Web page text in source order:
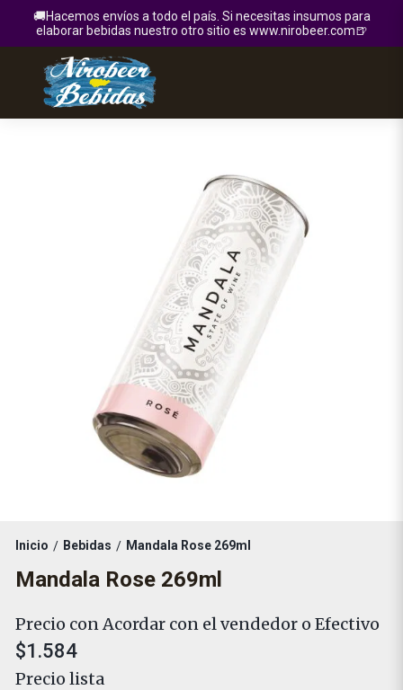
🚚Hacemos envíos a todo el país. Si necesitas insumos para
elaborar bebidas nuestro otro sitio es www.nirobeer.com🍺
Inicio / Bebidas / Mandala Rose 269ml
Mandala Rose 269ml
Precio con Acordar con el vendedor o Efectivo
$1.584
Precio lista